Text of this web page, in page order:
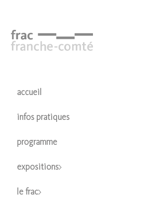
principal
accueil
infos pratiques
programme
expositions
le frac